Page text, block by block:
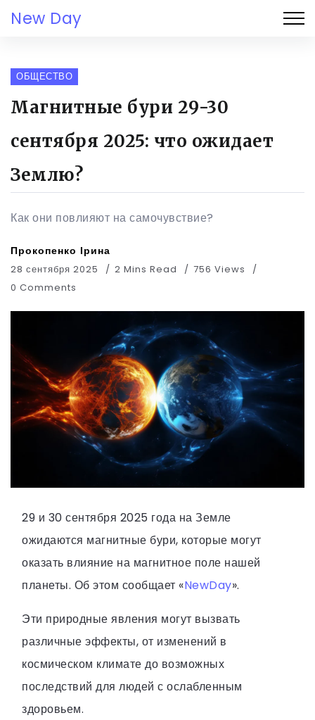
New Day
ОБЩЕСТВО
Магнитные бури 29-30
сентября 2025: что ожидает
Землю?
Как они повлияют на самочувствие?
Прокопенко Ірина
28 сентября 2025 2 Mins Read
756 Views
0 Comments
29 и 30 сентября 2025 года на Земле
ожидаются магнитные бури, которые могут
оказать влияние на магнитное поле нашей
планеты. Об этом сообщает «NewDay».
Эти природные явления могут вызвать
различные эффекты, от изменений в
космическом климате до возможных
последствий для людей с ослабленным
здоровьем.